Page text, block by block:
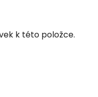
k této položce.